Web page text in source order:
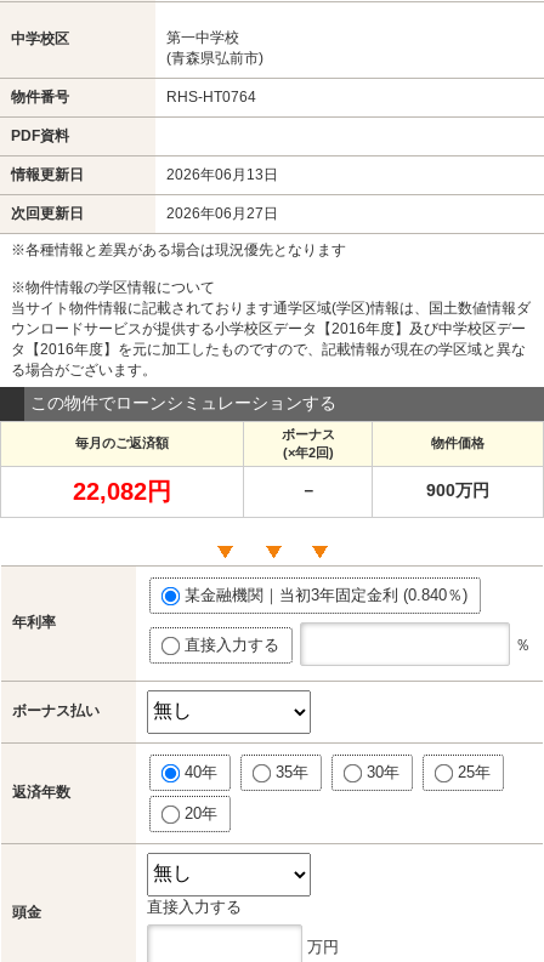
中学校区
第一中学校
(青森県弘前市)
物件番号 RHS-HT0764
PDF資料
情報更新日 2026年06月13日
次回更新日 2026年06月27日
※各種情報と差異がある場合は現況優先となります
※物件情報の学区情報について
当サイト物件情報に記載されております通学区域(学区)情報は、国土数値情報ダ
ウンロードサービスが提供する小学校区データ【2016年度】及び中学校区デー
タ【2016年度】を元に加工したものですので、記載情報が現在の学区域と異な
る場合がございます。
この物件でローンシミュレーションする
毎月のご返済額
ボーナス
(×年2回)
物件価格
22,082円 － 900万円
年利率
某金融機関｜当初3年固定金利 (0.840％)
直接入力する ％
ボーナス払い
返済年数
40年 35年 30年 25年
20年
頭金 直接入力する
万円